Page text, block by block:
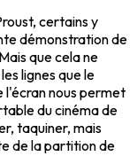
certains y
démonstration de
que cela ne
lignes que le
l'écran nous permet
du cinéma de
taquiner, mais
de la partition de